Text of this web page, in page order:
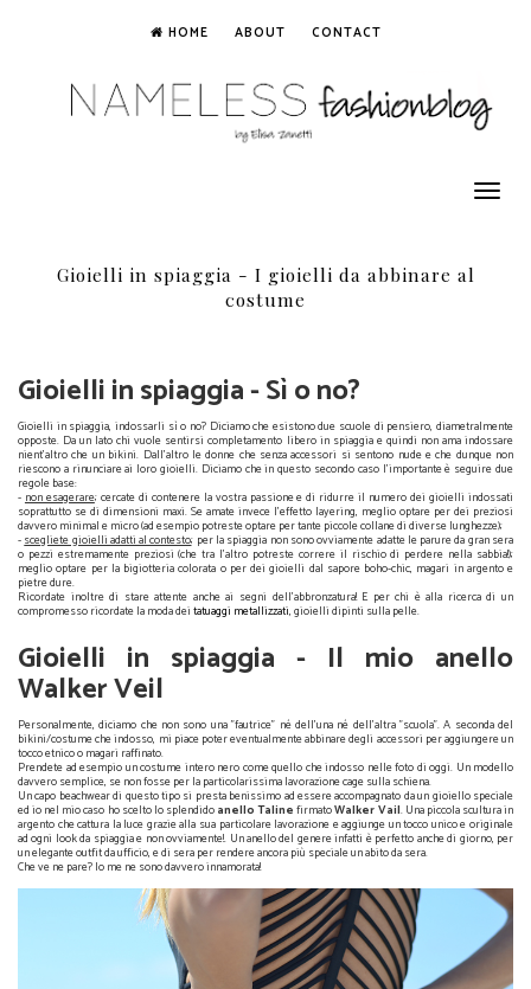
HOME ABOUT CONTACT
Toggle
navigation
Gioielli in spiaggia - I gioielli da abbinare al
costume
Gioielli in spiaggia - Sì o no?
Gioielli in spiaggia, indossarli sì o no? Diciamo che esistono due scuole di pensiero, diametralmente
opposte. Da un lato chi vuole sentirsi completamento libero in spiaggia e quindi non ama indossare
nient'altro che un bikini. Dall'altro le donne che senza accessori si sentono nude e che dunque non
riescono a rinunciare ai loro gioielli. Diciamo che in questo secondo caso l'importante è seguire due
regole base:
- non esagerare; cercate di contenere la vostra passione e di ridurre il numero dei gioielli indossati
soprattutto se di dimensioni maxi. Se amate invece l'effetto layering, meglio optare per dei preziosi
davvero minimal e micro (ad esempio potreste optare per tante piccole collane di diverse lunghezze);
-scegliete gioielli adatti al contesto; per la spiaggia non sono ovviamente adatte le parure da gran sera
o pezzi estremamente preziosi (che tra l'altro potreste correre il rischio di perdere nella sabbia!);
meglio optare per la bigiotteria colorata o per dei gioielli dal sapore boho-chic, magari in argento e
pietre dure.
Ricordate inoltre di stare attente anche ai segni dell'abbronzatura! E per chi è alla ricerca di un
compromesso ricordate la moda deitatuaggi metallizzati, gioielli dipinti sulla pelle.
Gioielli in spiaggia - Il mio anello
Walker Veil
Personalmente, diciamo che non sono una "fautrice" né dell'una né dell'altra "scuola". A seconda del
bikini/costume che indosso, mi piace poter eventualmente abbinare degli accessori per aggiungere un
tocco etnico o magari raffinato.
Prendete ad esempio un costume intero nero come quello che indosso nelle foto di oggi. Un modello
davvero semplice, se non fosse per la particolarissima lavorazione cage sulla schiena.
Un capo beachwear di questo tipo si presta benissimo ad essere accompagnato da un gioiello speciale
ed io nel mio caso ho scelto lo splendidoanello TalinefirmatoWalker Vail. Una piccola scultura in
argento che cattura la luce grazie alla sua particolare lavorazione e aggiunge un tocco unico e originale
ad ogni look da spiaggia e non ovviamente!. Un anello del genere infatti è perfetto anche di giorno, per
un elegante outfit da ufficio, e di sera per rendere ancora più speciale un abito da sera.
Che ve ne pare? Io me ne sono davvero innamorata!